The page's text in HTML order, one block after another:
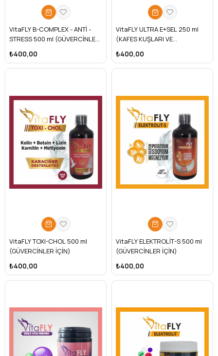
VitaFLY B-COMPLEX - ANTİ -
STRESS 500 ml (GÜVERCİNLER
₺400,00
VitaFLY ULTRA E+SEL 250 ml
(KAFES KUŞLARI VE
₺400,00
VitaFLY TOXI-CHOL 500 ml
(GÜVERCİNLER İÇİN)
₺400,00
VitaFLY ELEKTROLİT-S 500 ml
(GÜVERCİNLER İÇİN)
₺400,00